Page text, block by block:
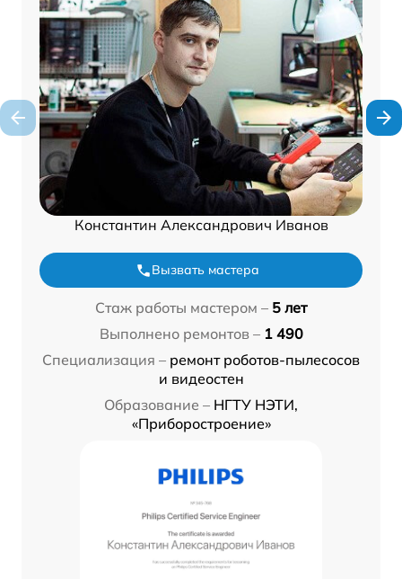
Константин Александрович Иванов
Вызвать мастера
Стаж работы мастером – 5 лет
Выполнено ремонтов – 1 490
Специализация – ремонт роботов-пылесосов
и видеостен
Образование – НГТУ НЭТИ,
«Приборостроение»